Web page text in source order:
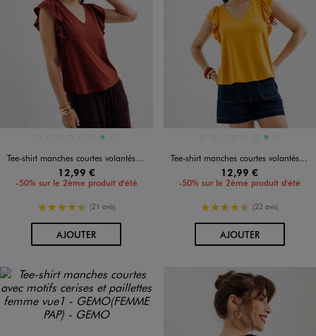
Disponible en 8 coloris
BLEU STANDARD
JAUNE FONCE
MARRON STANDARD
TURQUOISE
Tee-shirt manches courtes volantés à paillettes femme
12,99 €
-50% sur le 2ème produit d'été
4.5/5 de moyenne
(21 avis)
AJOUTERAU PANIER
Disponible en 8 coloris
BLEU STANDARD
JAUNE FONCE
MARRON STANDARD
TURQUOISE
Tee-shirt manches courtes volantés à paillettes femme
12,99 €
-50% sur le 2ème produit d'été
4.5/5 de moyenne
(22 avis)
AJOUTERAU PANIER